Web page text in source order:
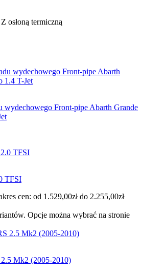
osłoną termiczną
wydechowego Front-pipe Abarth Grande
TFSI
cen: od 1.529,00zł do 2.255,00zł
Opcje można wybrać na stronie
Mk2 (2005-2010)